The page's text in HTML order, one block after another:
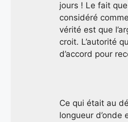
jours ! Le fait
considéré
vérité est que
croit. L’autorité
d’accord pour
Ce qui était au
longueur